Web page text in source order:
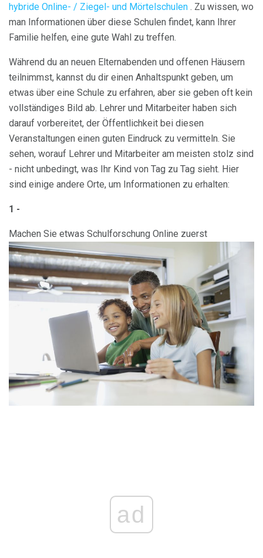
hybride Online- / Ziegel- und Mörtelschulen . Zu wissen, wo
man Informationen über diese Schulen findet, kann Ihrer
Familie helfen, eine gute Wahl zu treffen.
Während du an neuen Elternabenden und offenen Häusern
teilnimmst, kannst du dir einen Anhaltspunkt geben, um
etwas über eine Schule zu erfahren, aber sie geben oft kein
vollständiges Bild ab. Lehrer und Mitarbeiter haben sich
darauf vorbereitet, der Öffentlichkeit bei diesen
Veranstaltungen einen guten Eindruck zu vermitteln. Sie
sehen, worauf Lehrer und Mitarbeiter am meisten stolz sind
- nicht unbedingt, was Ihr Kind von Tag zu Tag sieht. Hier
sind einige andere Orte, um Informationen zu erhalten:
1 -
Machen Sie etwas Schulforschung Online zuerst
ad